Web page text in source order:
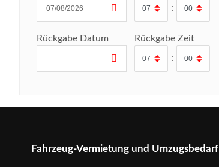
:
Rückgabe Datum Rückgabe Zeit
:
Fahrzeug-Vermietung und Umzugsbedarf